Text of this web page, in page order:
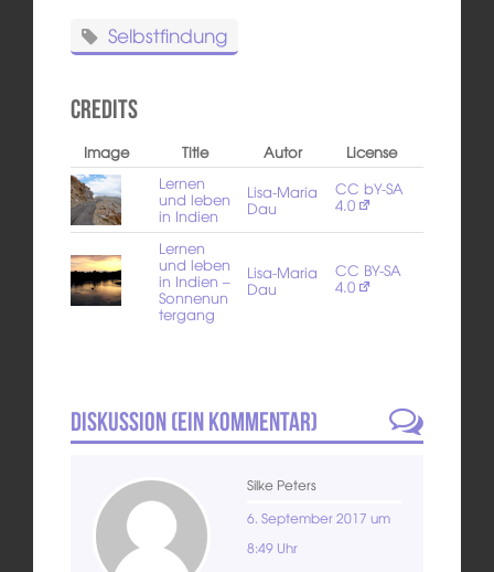
Selbstfindung
Credits
Image Title Autor
License
Lernen
und leben
in Indien
Lisa-Maria
Dau
CC bY-SA
4.0
Lernen
und leben
in Indien –
Sonnenun
tergang
Lisa-Maria
Dau
CC BY-SA
4.0
Diskussion (Ein Kommentar)
Silke Peters
6. September 2017 um
8:49 Uhr